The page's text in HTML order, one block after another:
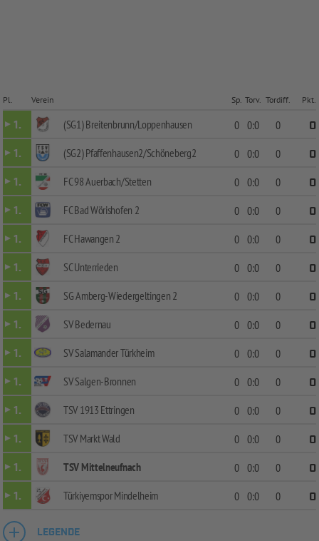
Pl. Verein Sp. Torv. Tordiff. Pkt.
1. (SG1) Breitenbrunn/Loppenhausen 0 0:0 0
0
1.
(SG2) Pfaffenhausen2/Schöneberg2 0 0:0 0
0
1.
FC 98 Auerbach/Stetten 0 0:0 0
0
1.
FC Bad Wörishofen 2 0 0:0 0
0
1.
FC Hawangen 2 0 0:0 0
0
1.
SC Unterrieden 0 0:0 0
0
1.
SG Amberg-Wiedergeltingen 2 0 0:0 0
0
1.
SV Bedernau 0 0:0 0
0
1.
SV Salamander Türkheim 0 0:0 0
0
1.
SV Salgen-Bronnen 0 0:0 0
0
1.
TSV 1913 Ettringen 0 0:0 0
0
1.
TSV Markt Wald 0 0:0 0
0
1.
TSV Mittelneufnach 0 0:0 0
0
1.
Türkiyemspor Mindelheim 0 0:0 0 0
LEGENDE